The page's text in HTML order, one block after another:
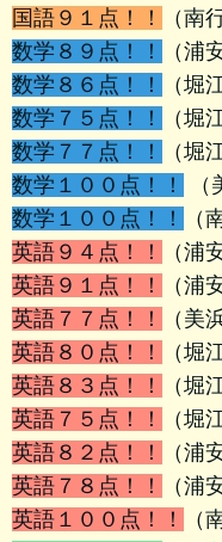
国語９１点！！
（南
数学８９点！！
（浦
数学８６点！！
（堀
数学７５点！！
（堀
数学７７点！！
（堀
数学１００点！！
（
数学１００点！！
（
英語９４点！！
（浦
英語９１点！！
（浦
英語７７点！！
（美
英語８０点！！
（堀
英語８３点！！
（堀
英語７５点！！
（堀
英語８２点！！
（浦
英語７８点！！
（浦
英語１００点！！
（